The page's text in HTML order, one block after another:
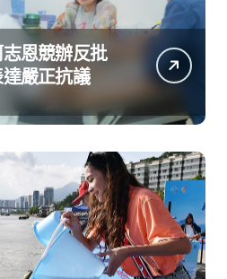
恩競辦反批
嚴正抗議